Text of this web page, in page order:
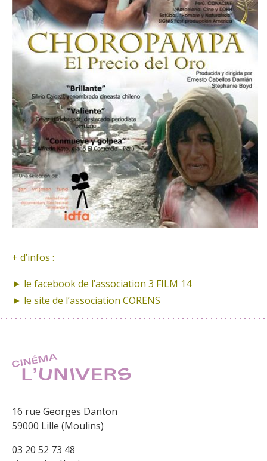
+ d’infos :
► le facebook de l’association 3 FILM 14
► le site de l’association CORENS
16 rue Georges Danton
59000 Lille (Moulins)
03 20 52 73 48